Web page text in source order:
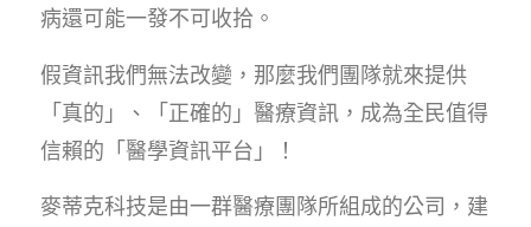
病還可能一發不可收拾。
假資訊我們無法改變，那麼我們團隊就來提供
「真的」、「正確的」醫療資訊，成為全民值得
信賴的「醫學資訊平台」！
麥蒂克科技是由一群醫療團隊所組成的公司，建